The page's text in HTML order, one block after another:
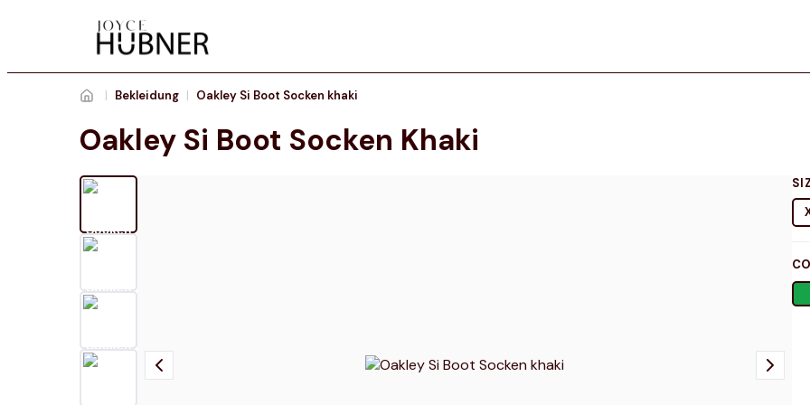
| Bekleidung | Oakley Si Boot Socken khaki
Oakley Si Boot Socken Khaki